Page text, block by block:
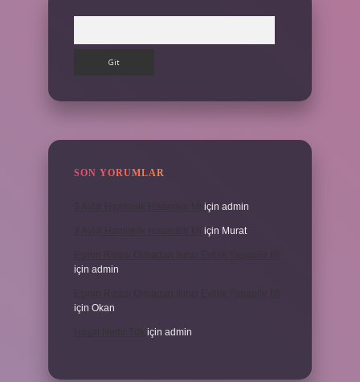
SON YORUMLAR
için admin
için Murat
için admin
için Okan
için admin